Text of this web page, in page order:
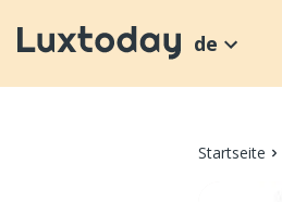
de
Startseite